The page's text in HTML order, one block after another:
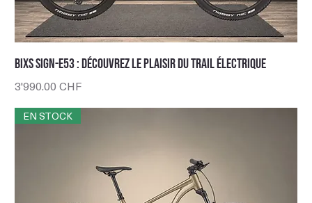
BIXS Sign-E53 : découvrez le plaisir du trail électrique
Prix
3'990.00 CHF
EN STOCK